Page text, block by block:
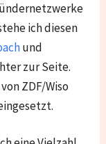
ich diesen
und
zur Seite.
ZDF/Wiso